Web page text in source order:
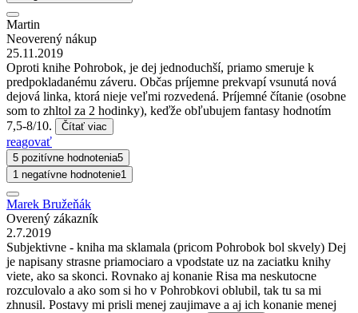
Martin
Neoverený nákup
25.11.2019
Oproti knihe Pohrobok, je dej jednoduchší, priamo smeruje k
predpokladanému záveru. Občas príjemne prekvapí vsunutá nová
dejová linka, ktorá nieje veľmi rozvedená. Príjemné čítanie (osobne
som to zhltol za 2 hodinky), keďže obľubujem fantasy hodnotím
7,5-8/10.
Čítať viac
reagovať
5 pozitívne hodnotenia5
1 negatívne hodnotenie1
Marek Bružeňák
Overený zákazník
2.7.2019
Subjektivne - kniha ma sklamala (pricom Pohrobok bol skvely) Dej
je napisany strasne priamociaro a vpodstate uz na zaciatku knihy
viete, ako sa skonci. Rovnako aj konanie Risa ma neskutocne
rozculovalo a ako som si ho v Pohrobkovi oblubil, tak tu sa mi
zhnusil. Postavy mi prisli menej zaujimave a aj ich konanie menej